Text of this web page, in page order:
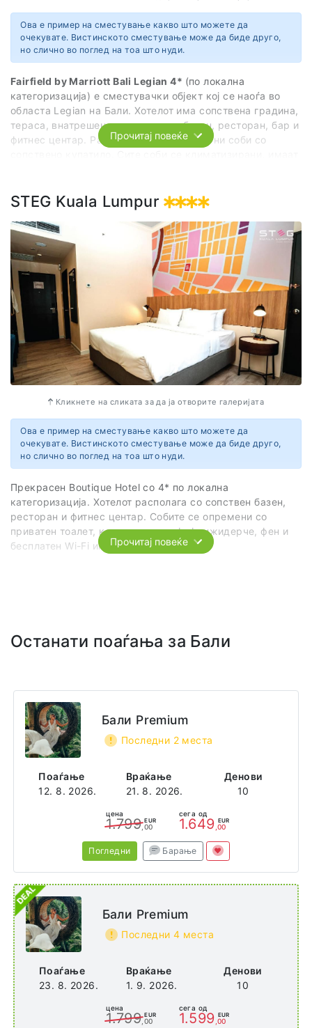
Lodtunduh
80582 Ubud
Indonesia
Ова е пример на сместување какво што можете да
очекувате. Вистинското сместување може да биде друго,
но слично во поглед на тоа што нуди.
Fairfield by Marriott Bali Legian 4* (по локална
категоризација) е сместувачки објект кој се наоѓа во
областа Legian на Бали. Хотелот има сопствена градина,
тераса, внатрешен и надворешен базен, ресторан, бар и
фитнес центар. Располага со двокреветни соби со
појадок.
Вебсајт
https://www.marriott.com/en-us/hotels/dpsfi-fairfield-by-marriott-bali-legian/
Адреса
Jalan Sri Rama 8 C
Legian
80361 Legian
Indonesia
Прочитај повеќе
STEG Kuala Lumpur
Кликнете на сликата за да ја отворите галеријата
Ова е пример на сместување какво што можете да
очекувате. Вистинското сместување може да биде друго,
но слично во поглед на тоа што нуди.
Прекрасен Boutique Hotel со 4* по локална
категоризација. Хотелот располага со сопствен базен,
ресторан и фитнес центар. Собите се опремени со
приватен тоалет, клима уред, сеф, фрижидерче, фен и
бесплатен Wi-Fi интернет.
Kuala Lumpur
WP
50350
Malaysia
Прочитај повеќе
Останати поаѓања за Бали
Поаѓање
12. 8. 2026.
Враќање
21. 8. 2026.
Денови
10
Бали Premium
Последни 2 места
цена
1.799 EUR
,00
сега од
1.649 EUR
,00
Погледни Барање
Поаѓање
23. 8. 2026.
Враќање
1. 9. 2026.
Денови
10
Бали Premium
Последни 4 места
цена
1.799 EUR
,00
сега од
1.599 EUR
,00